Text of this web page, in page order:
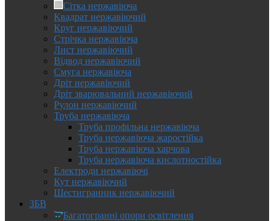
Сітка нержавіюча
Квадрат нержавіючий
Круг нержавіючий
Стрічка нержавіюча
Лист нержавіючий
Відвод нержавіючий
Смуга нержавіюча
Дріт нержавіючий
Дріт зварювальний нержавіючий
Рулон нержавіючий
Труба нержавіюча
Труба профільна нержавіюча
Труба нержавіюча жаростійка
Труба нержавіюча харчова
Труба нержавіюча кислотностійка
Електроди нержавіючі
Кут нержавіючий
Шестигранник нержавіючий
ЗБВ
Багатогранні опори освітлення